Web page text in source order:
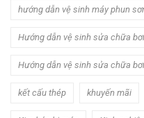
hướng dẫn vệ sinh máy phun
Hướng dẫn vệ sinh sửa chữa
Hướng dẫn vệ sinh sửa chữa
kết cấu thép khuyến mãi